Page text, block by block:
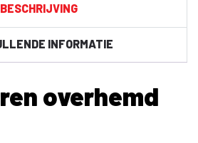
BESCHRIJVING
INFORMATIE
overhemd